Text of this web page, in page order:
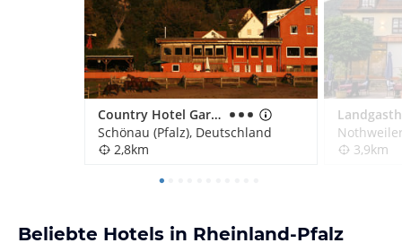
Country Hotel Garni & Guesthouse Longhorn Ranch
Schönau (Pfalz), Deutschland
2,8km
3,9km
Beliebte Hotels in Rheinland-Pfalz